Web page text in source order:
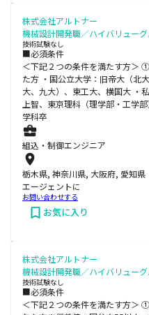
株式会社アルトナー
機械設計開発職／ハイバリュー
技術試験なし
■必須条件
＜下記２つの条件を満たす方＞
た方 ・国公立大学：旧帝大（北
大、九大）、東工大、横国大 ・
上智、東京理科（理学部・工学
学科卒
組込・制御エンジニア
栃木県, 神奈川県, 大阪府, 愛知県
エージェントに
お問い合わせする
お気に入り
株式会社アルトナー
機械設計開発職／ハイバリュー
技術試験なし
■必須条件
＜下記２つの条件を満たす方＞